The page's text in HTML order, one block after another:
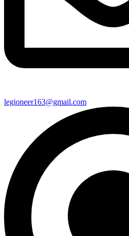
legioneer163@gmail.com